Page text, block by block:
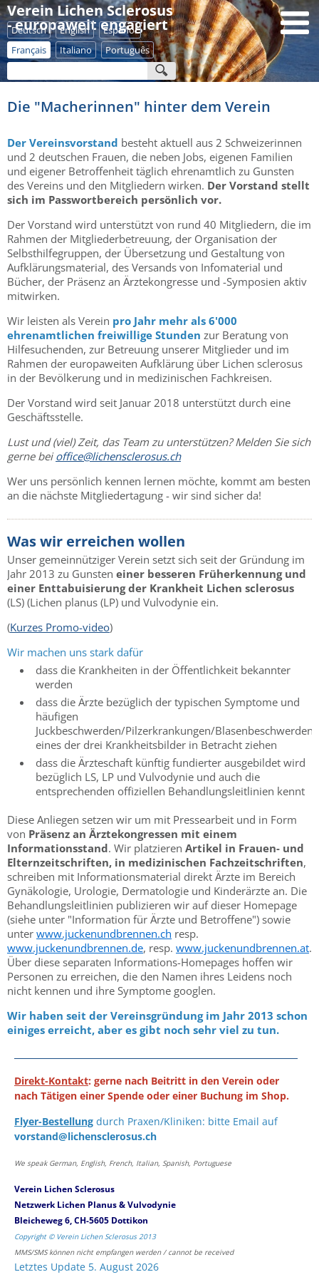
Verein Lichen Sclerosus
- europaweit engagiert
Deutsch English
Español
Français
Italiano Português
Die "Macherinnen" hinter dem Verein
Der Vereinsvorstand besteht aktuell aus 2 Schweizerinnen
und 2 deutschen Frauen, die neben Jobs, eigenen Familien
und eigener Betroffenheit täglich ehrenamtlich zu Gunsten
des Vereins und den Mitgliedern wirken. Der Vorstand stellt
sich im Passwortbereich persönlich vor.
Der Vorstand wird unterstützt von rund 40 Mitgliedern, die im
Rahmen der Mitgliederbetreuung, der Organisation der
Selbsthilfegruppen, der Übersetzung und Gestaltung von
Aufklärungsmaterial, des Versands von Infomaterial und
Bücher, der Präsenz an Ärztekongresse und -Symposien aktiv
mitwirken.
Wir leisten als Verein pro Jahr mehr als 6'000
ehrenamtlichen freiwillige Stunden zur Beratung von
Hilfesuchenden, zur Betreuung unserer Mitglieder und im
Rahmen der europaweiten Aufklärung über Lichen sclerosus
in der Bevölkerung und in medizinischen Fachkreisen.
Der Vorstand wird seit Januar 2018 unterstützt durch eine
Geschäftsstelle.
Lust und (viel) Zeit, das Team zu unterstützen? Melden Sie sich
gerne beioffice@lichensclerosus.ch
Wer uns persönlich kennen lernen möchte, kommt am besten
an die nächste Mitgliedertagung - wir sind sicher da!
Was wir erreichen wollen
Unser gemeinnütziger Verein setzt sich seit der Gründung im
Jahr 2013 zu Gunsten einer besseren Früherkennung und
einer Enttabuisierung der Krankheit Lichen sclerosus
(LS) (Lichen planus (LP) und Vulvodynie ein.
(Kurzes Promo-video)
Wir machen uns stark dafür
dass die Krankheiten in der Öffentlichkeit bekannter
werden
dass die Ärzte bezüglich der typischen Symptome und
häufigen
Juckbeschwerden/Pilzerkrankungen/Blasenbeschwerden
eines der drei Krankheitsbilder in Betracht ziehen
dass die Ärzteschaft künftig fundierter ausgebildet wird
bezüglich LS, LP und Vulvodynie und auch die
entsprechenden offiziellen Behandlungsleitlinien kennt
Diese Anliegen setzen wir um mit Pressearbeit und in Form
von Präsenz an Ärztekongressen mit einem
Informationsstand. Wir platzieren Artikel in Frauen- und
Elternzeitschriften, in medizinischen Fachzeitschriften,
schreiben mit Informationsmaterial direkt Ärzte im Bereich
Gynäkologie, Urologie, Dermatologie und Kinderärzte an. Die
Behandlungsleitlinien publizieren wir auf dieser Homepage
(siehe unter "Information für Ärzte und Betroffene") sowie
unter www.juckenundbrennen.ch resp.
www.juckenundbrennen.de, resp. www.juckenundbrennen.at.
Über diese separaten Informations-Homepages hoffen wir
Personen zu erreichen, die den Namen ihres Leidens noch
nicht kennen und ihre Symptome googlen.
Wir haben seit der Vereinsgründung im Jahr 2013 schon
einiges erreicht, aber es gibt noch sehr viel zu tun.
Direkt-Kontakt: gerne nach Beitritt in den Verein oder
nach Tätigen einer Spende oder einer Buchung im Shop.
Flyer-Bestellung durch Praxen/Kliniken: bitte Email auf
vorstand@lichensclerosus.ch
We speak German, English, French, Italian, Spanish, Portuguese
Verein Lichen Sclerosus
Netzwerk Lichen Planus & Vulvodynie
Bleicheweg 6, CH-5605 Dottikon
Copyright © Verein Lichen Sclerosus 2013
MMS/SMS können nicht empfangen werden / cannot be received
Letztes Update 5. August 2026